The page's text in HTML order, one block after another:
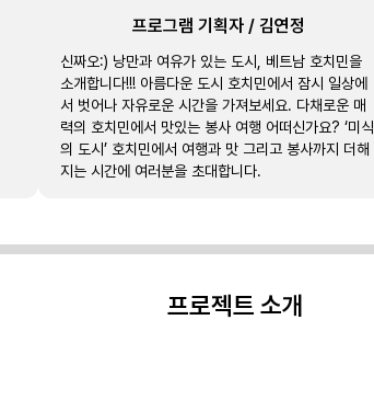
프로그램 기획자 / 김연정
신짜오:) 낭만과 여유가 있는 도시, 베트남 호치민을
소개합니다!!! 아름다운 도시 호치민에서 잠시 일상에
서 벗어나 자유로운 시간을 가져보세요. 다채로운 매
력의 호치민에서 맛있는 봉사 여행 어떠신가요? ‘미식
의 도시’ 호치민에서 여행과 맛 그리고 봉사까지 더해
지는 시간에 여러분을 초대합니다.
프로젝트 소개